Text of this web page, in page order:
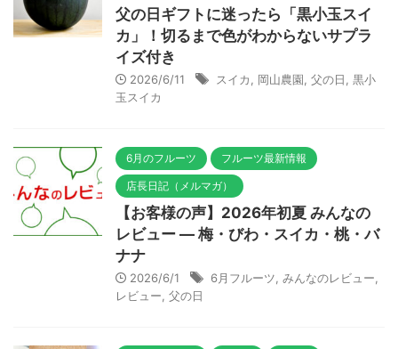
父の日ギフトに迷ったら「黒小玉スイ
カ」！切るまで色がわからないサプラ
イズ付き
2026/6/11 スイカ 岡山農園 父の日
黒小
玉スイカ
6月のフルーツ フルーツ最新情報
店長日記（メルマガ）
【お客様の声】2026年初夏 みんなの
レビュー — 梅・びわ・スイカ・桃・バ
ナナ
2026/6/1 6月フルーツ みんなのレビュー
レビュー 父の日